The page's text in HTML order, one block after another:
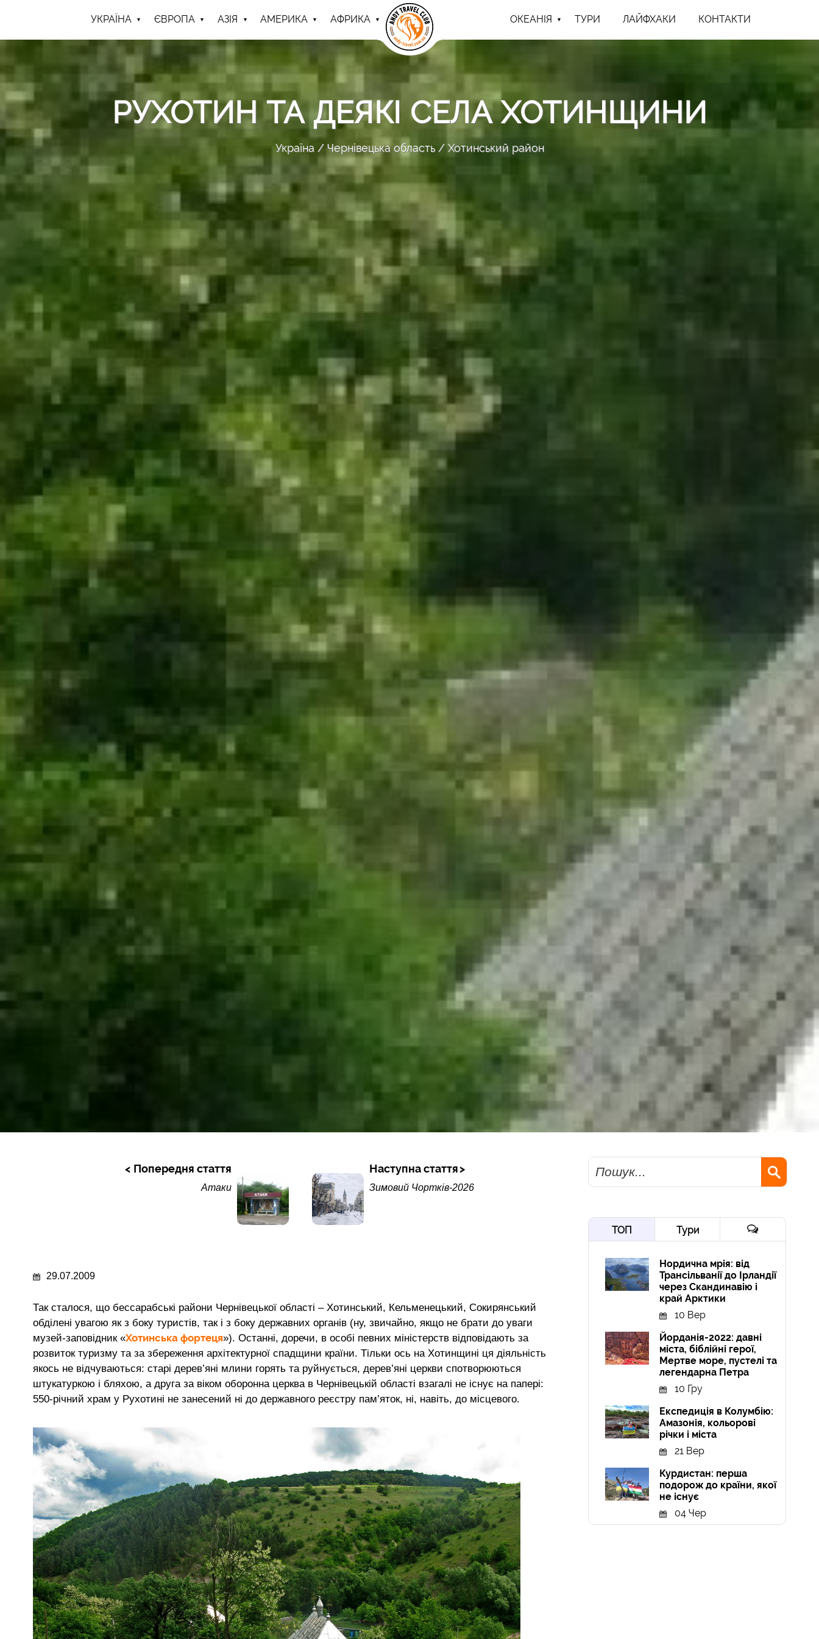
УКРАЇНА ЄВРОПА АЗІЯ АМЕРИКА АФРИКА ОКЕАНІЯ ТУРИ ЛАЙФХАКИ КОНТАКТИ
РУХОТИН ТА ДЕЯКІ СЕЛА ХОТИНЩИНИ
Україна Чернівецька область Хотинський район
Попередня стаття
Атаки
Наступна стаття
Зимовий Чортків-2026
29.07.2009
Так сталося, що бессарабські райони Чернівецької області – Хотинський, Кельменецький, Сокирянський
обділені увагою як з боку туристів, так і з боку державних органів (ну, звичайно, якщо не брати до уваги
музей-заповідник «Хотинська фортеця»). Останні, доречи, в особі певних міністерств відповідають за
розвиток туризму та за збереження архітектурної спадщини країни. Тільки ось на Хотинщині ця діяльність
якось не відчуваються: старі дерев’яні млини горять та руйнується, дерев’яні церкви спотворюються
штукатуркою і бляхою, а друга за віком оборонна церква в Чернівецькій області взагалі не існує на папері:
550-річний храм у Рухотині не занесений ні до державного реєстру пам’яток, ні, навіть, до місцевого.
Пошук
ТОП Тури
Нордична мрія: від
Трансільванії до Ірландії
через Скандинавію і
край Арктики
10 Вер
Йорданія-2022: давні
міста, біблійні герої,
Мертве море, пустелі та
легендарна Петра
10 Гру
Експедиція в Колумбію:
Амазонія, кольорові
річки і міста
21 Вер
Курдистан: перша
подорож до країни, якої
не існує
04 Чер